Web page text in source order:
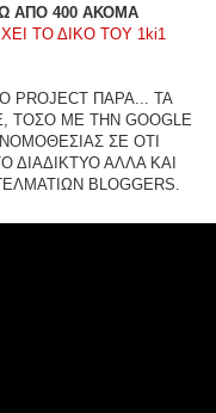
ΑΠΟ 400 ΑΚΟΜΑ
ΤΟ ΔΙΚΟ ΤΟΥ 1ki1
ΠΑΡΑ... ΤΑ
ΜΕ ΤΗΝ GOOGLE
ΣΕ ΟΤΙ
ΑΛΛΑ ΚΑΙ
BLOGGERS.